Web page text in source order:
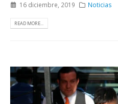
16 diciembre, 2019 Noticias
READ MORE...